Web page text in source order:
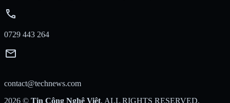
call
0729 443 264
mail
contact@technews.com
2026 © Tin Công Nghệ Việt. ALL RIGHTS RESERVED.